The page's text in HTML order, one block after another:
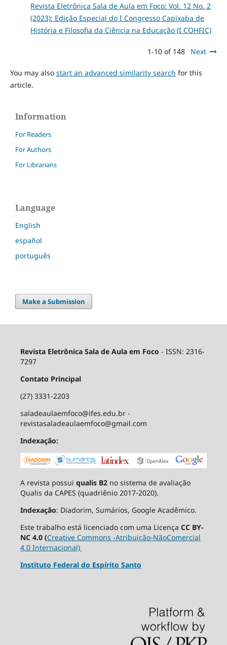
Revista Eletrônica Sala de Aula em Foco: Vol. 12 No. 2
(2023): Edição Especial do I Congresso Capixaba de
História e Filosofia da Ciência na Educação (I COHFIC)
1-10 of 148 Next
You may also start an advanced similarity search for this
article.
Information
For Readers
For Authors
For Librarians
Language
English
español
português
Make a Submission
Revista Eletrônica Sala de Aula em Foco - ISSN: 2316-
7297
Contato Principal
(27) 3331-2203
saladeaulaemfoco@ifes.edu.br -
revistasaladeaulaemfoco@gmail.com
Indexação:
A revista possui qualis B2no sistema de avaliação
Qualis da CAPES (quadriênio 2017-2020).
Indexação: Diadorim, Sumários, Google Acadêmico.
Este trabalho está licenciado com uma Licença CC BY-
NC 4.0 (Creative Commons -Atribuição-NãoComercial
4.0 Internacional)
Instituto Federal do Espírito Santo